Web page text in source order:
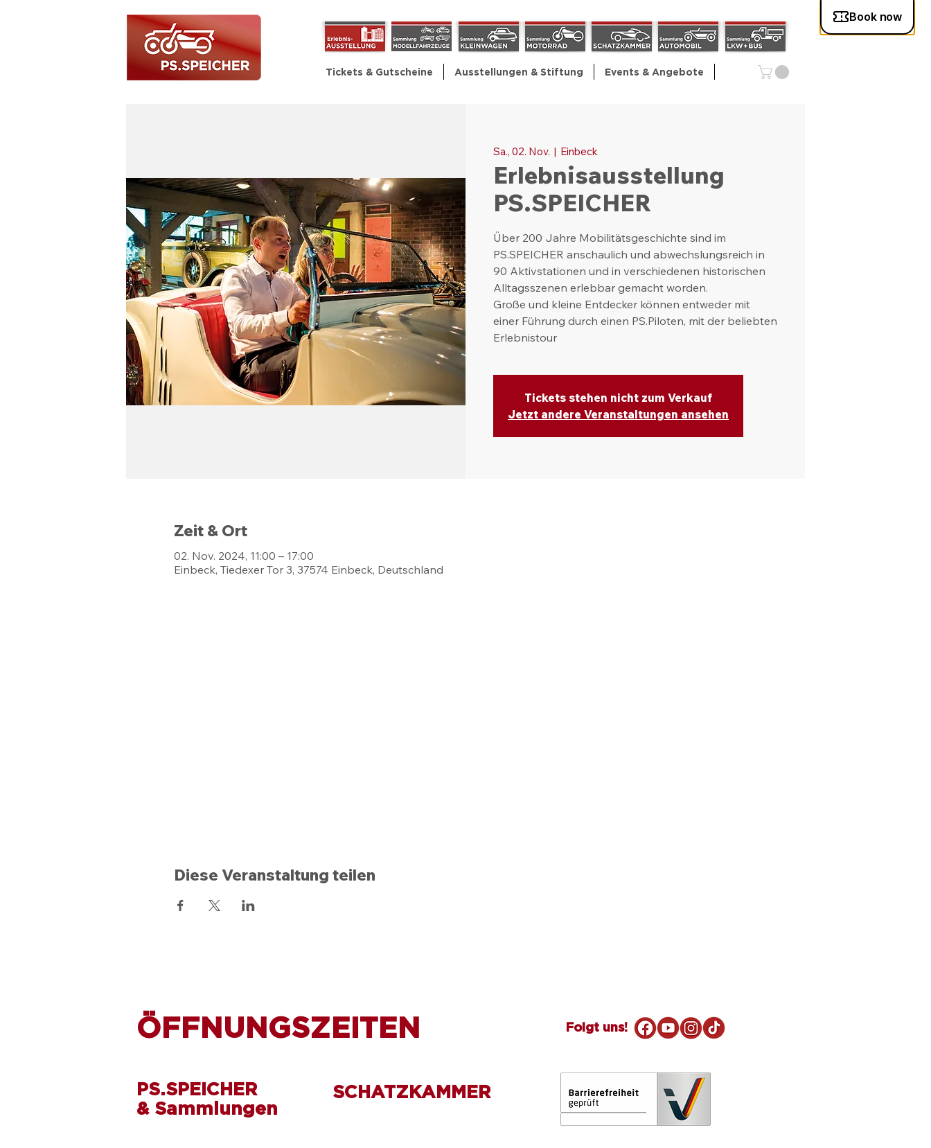
Tickets & Gutscheine Ausstellungen & Stiftung Events & Angebote
Sa., 02. Nov.
  |
Einbeck
Erlebnisausstellung
PS.SPEICHER
Über 200 Jahre Mobilitätsgeschichte sind im
PS.SPEICHER anschaulich und abwechslungsreich in
90 Aktivstationen und in verschiedenen historischen
Alltagsszenen erlebbar gemacht worden.
Große und kleine Entdecker können entweder mit
einer Führung durch einen PS.Piloten, mit der beliebten
Erlebnistour
Tickets stehen nicht zum Verkauf
Jetzt andere Veranstaltungen ansehen
Zeit & Ort
02. Nov. 2024, 11:00 – 17:00
Einbeck, Tiedexer Tor 3, 37574 Einbeck, Deutschland
Diese Veranstaltung teilen
ÖFFNUNGSZEITEN
PS.SPEICHER
& Sammlungen
SCHATZKAMMER
Folgt uns!